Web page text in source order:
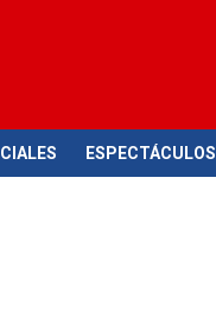
ESPECTÁCULOS